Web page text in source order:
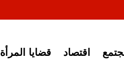
أصوات مصرية
اقتصاد قضايا المرأة